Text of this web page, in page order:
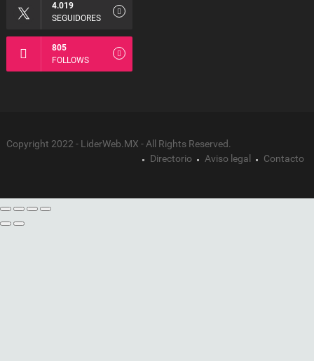
4.019
SEGUIDORES
805
FOLLOWS
Copyright 2022 - LiderWeb.MX - All Rights Reserved.
Directorio
Aviso legal Contacto